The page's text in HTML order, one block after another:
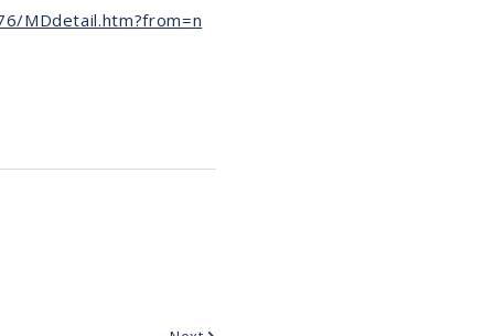
MDdetail.htm?from=n